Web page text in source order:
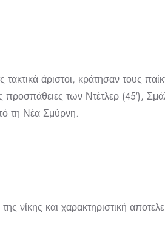
άριστοι, κράτησαν τους
των Ντέτλερ (45′),
τη Νέα Σμύρνη.
νίκης και χαρακτηριστική